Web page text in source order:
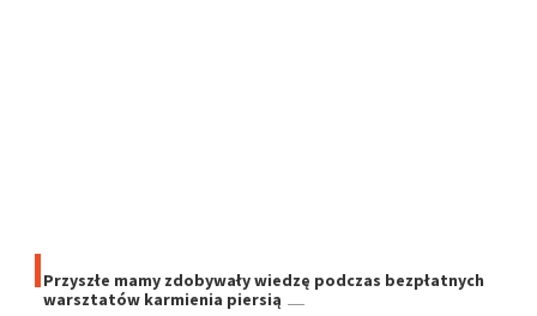
Przyszłe mamy zdobywały wiedzę podczas bezpłatnych
warsztatów karmienia piersią